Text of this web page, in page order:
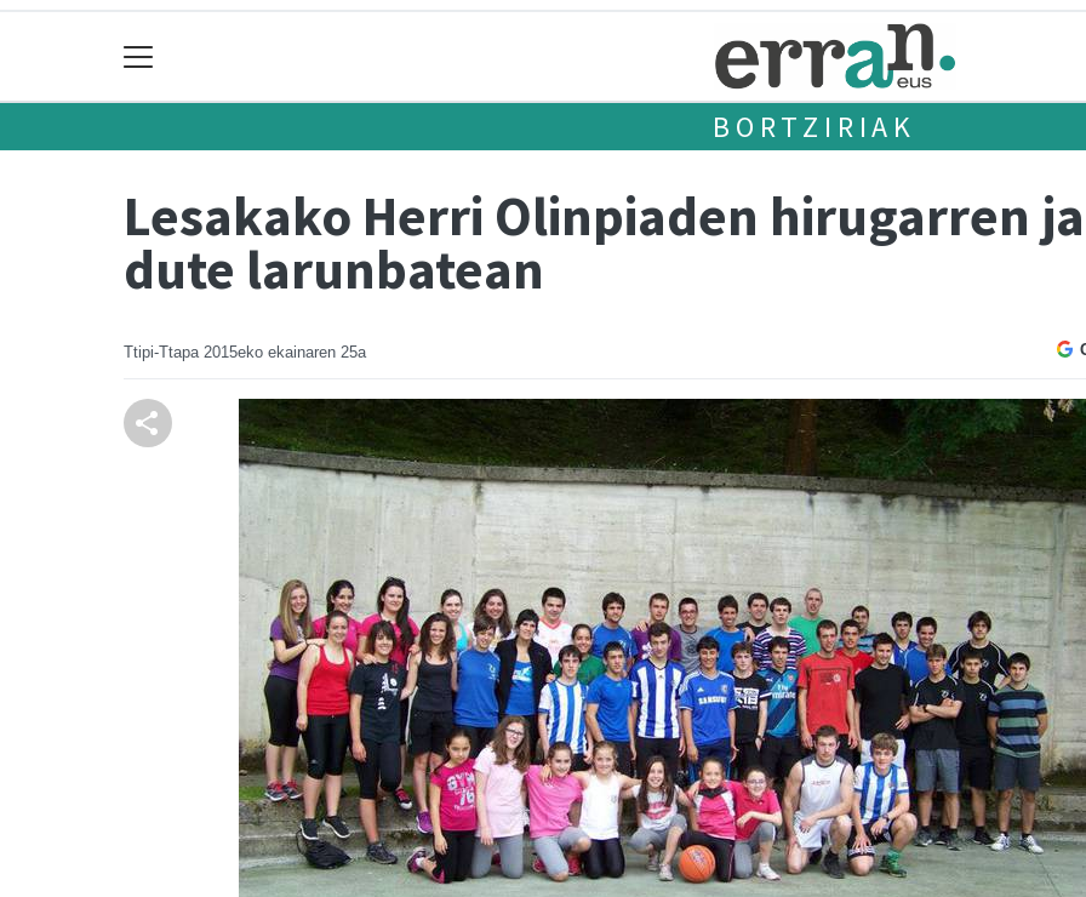
BORTZIRIAK
Lesakako Herri Olinpiaden hirugarren
dute larunbatean
Ttipi-Ttapa 2015eko ekainaren 25a